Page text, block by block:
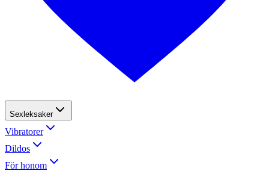
Sexleksaker
Vibratorer
Dildos
För honom